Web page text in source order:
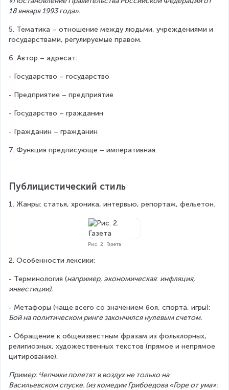
18 января 1993 года».
5. Тематика – отношение между людьми, учреждениями и
государствами, регулируемые правом.
6. Автор – адресат:
- Государство – государство
- Предприятие – предприятие
- Государство – гражданин
- Гражданин – гражданин
7. Функция предписующе – императивная.
Публицистический стиль
1. Жанры: статья, хроника, интервью, репортаж, фельетон.
Рис. 2. Газета
2. Особенности лексики:
- Терминология (например, экономическая: инфляция,
инвестиции).
- Метафоры (чаще всего со значением боя, спорта, игры):
Бой на политическом ринге закончился нулевым счетом.
- Обращение к общеизвестным фразам из фольклорных,
религиозных, художественных текстов (прямое и непрямое
цитирование).
Пример: Чепчики полетят в воздух не только на
Васильевском спуске. (из комедии Грибоедова «Горе от ума»: